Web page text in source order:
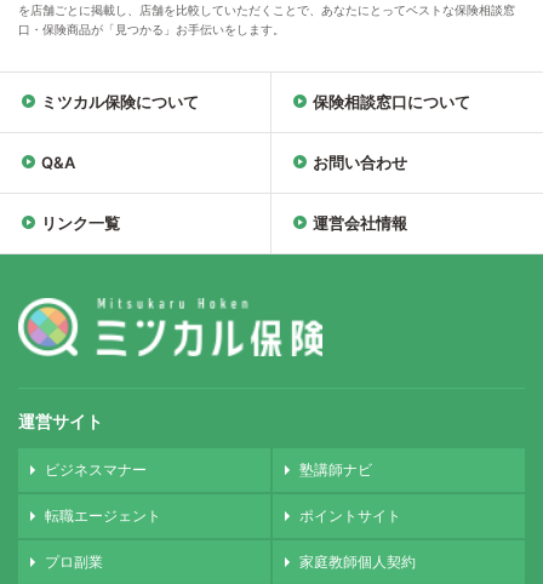
を店舗ごとに掲載し、店舗を比較していただくことで、あなたにとってベストな保険相談窓
口・保険商品が「見つかる」お手伝いをします。
ミツカル保険について 保険相談窓口について
Q&A お問い合わせ
リンク一覧 運営会社情報
運営サイト
ビジネスマナー 塾講師ナビ
転職エージェント ポイントサイト
プロ副業 家庭教師個人契約